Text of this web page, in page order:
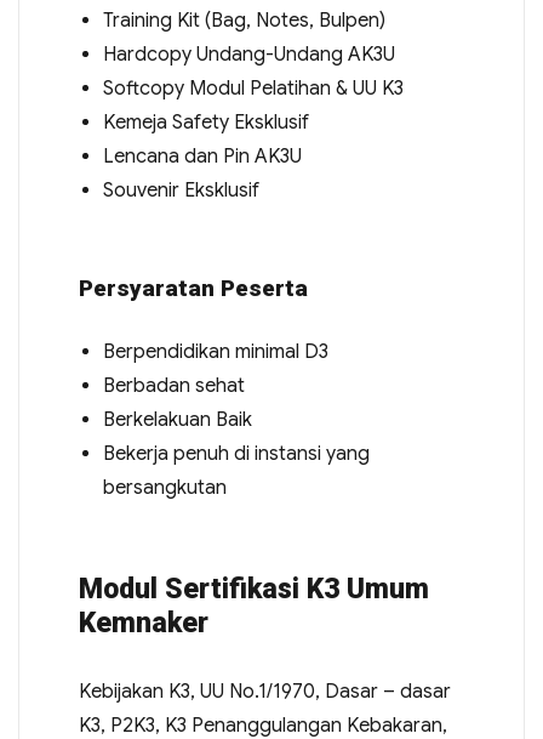
Training Kit (Bag, Notes, Bulpen)
Hardcopy Undang-Undang AK3U
Softcopy Modul Pelatihan & UU K3
Kemeja Safety Eksklusif
Lencana dan Pin AK3U
Souvenir Eksklusif
Persyaratan Peserta
Berpendidikan minimal D3
Berbadan sehat
Berkelakuan Baik
Bekerja penuh di instansi yang
bersangkutan
Modul Sertifikasi K3 Umum
Kemnaker
Kebijakan K3, UU No.1/1970, Dasar – dasar
K3, P2K3, K3 Penanggulangan Kebakaran,